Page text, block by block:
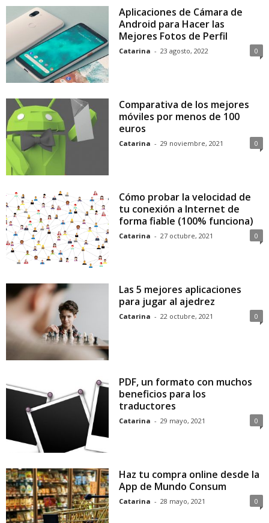
Aplicaciones de Cámara de
Android para Hacer las
Mejores Fotos de Perfil
Catarina - 23 agosto, 2022 0
Comparativa de los mejores
móviles por menos de 100
euros
Catarina - 29 noviembre, 2021 0
Cómo probar la velocidad de
tu conexión a Internet de
forma fiable (100% funciona)
Catarina - 27 octubre, 2021 0
Las 5 mejores aplicaciones
para jugar al ajedrez
Catarina - 22 octubre, 2021 0
PDF, un formato con muchos
beneficios para los
traductores
Catarina - 29 mayo, 2021 0
Haz tu compra online desde la
App de Mundo Consum
Catarina - 28 mayo, 2021 0